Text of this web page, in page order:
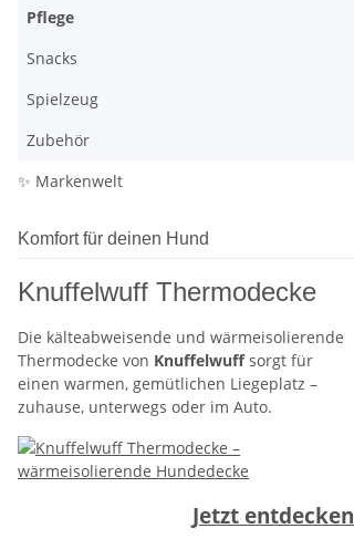
Pflege
Snacks
Spielzeug
Zubehör
✨ Markenwelt
Komfort für deinen Hund
Knuffelwuff Thermodecke
Die kälteabweisende und wärmeisolierende
Thermodecke von Knuffelwuffsorgt für
einen warmen, gemütlichen Liegeplatz –
zuhause, unterwegs oder im Auto.
Jetzt entdecken